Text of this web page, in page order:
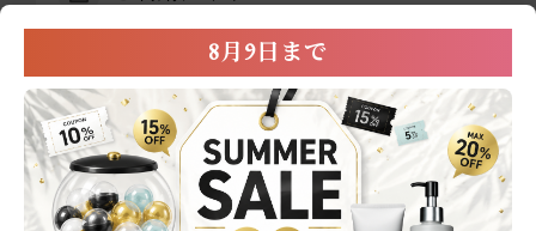
よくあるご質問
初めての方へ
8月9日まで